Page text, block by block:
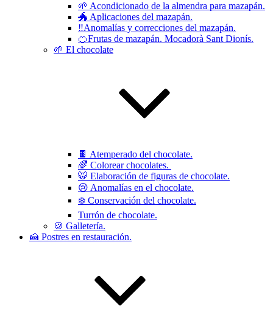
🌱 Acondicionado de la almendra para mazapán.
🐲 Aplicaciones del mazapán.
‼️Anomalías y correcciones del mazapán.
🍊Frutas de mazapán. Mocadorà Sant Dionís.
🌱 El chocolate
🍫 Atemperado del chocolate.
🌈 Colorear chocolates.
🐯 Elaboración de figuras de chocolate.
😢 Anomalías en el chocolate.
❄️ Conservación del chocolate.
Turrón de chocolate.
🍪 Galletería.
🍰 Postres en restauración.